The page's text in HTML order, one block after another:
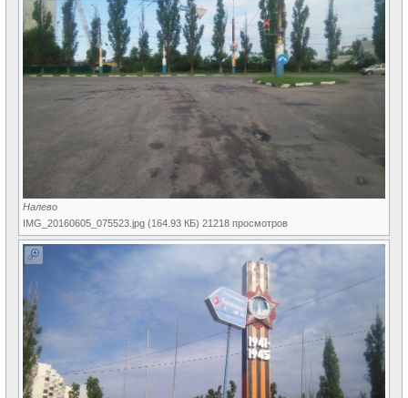
Налево
IMG_20160605_075523.jpg (164.93 КБ) 21218 просмотров